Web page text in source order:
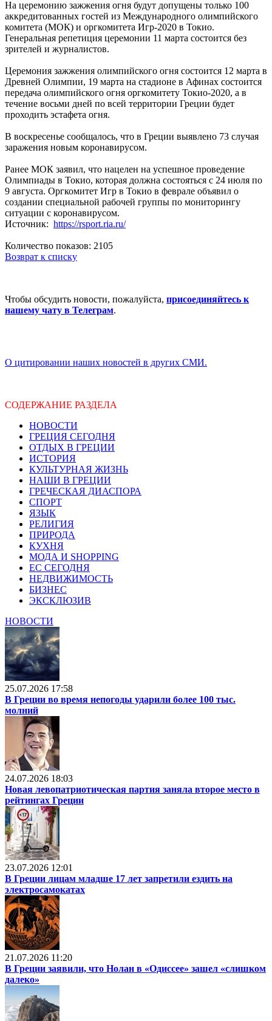
На церемонию зажжения огня будут допущены только 100
аккредитованных гостей из Международного олимпийского
комитета (МОК) и оргкомитета Игр-2020 в Токио.
Генеральная репетиция церемонии 11 марта состоится без
зрителей и журналистов.
Церемония зажжения олимпийского огня состоится 12 марта в
Древней Олимпии, 19 марта на стадионе в Афинах состоится
передача олимпийского огня оргкомитету Токио-2020, а в
течение восьми дней по всей территории Греции будет
проходить эстафета огня.
В воскресенье сообщалось, что в Греции выявлено 73 случая
заражения новым коронавирусом.
Ранее МОК заявил, что нацелен на успешное проведение
Олимпиады в Токио, которая должна состояться с 24 июля по
9 августа. Оргкомитет Игр в Токио в феврале объявил о
создании специальной рабочей группы по мониторингу
ситуации с коронавирусом.
Источник: https://rsport.ria.ru/
Количество показов: 2105
Возврат к списку
Чтобы обсудить новости, пожалуйста, присоединяйтесь к
нашему чату в Телеграм.
О цитировании наших новостей в других СМИ.
СОДЕРЖАНИЕ РАЗДЕЛА
НОВОСТИ
ГРЕЦИЯ СЕГОДНЯ
ОТДЫХ В ГРЕЦИИ
ИСТОРИЯ
КУЛЬТУРНАЯ ЖИЗНЬ
НАШИ В ГРЕЦИИ
ГРЕЧЕСКАЯ ДИАСПОРА
СПОРТ
ЯЗЫК
РЕЛИГИЯ
ПРИРОДА
КУХНЯ
МОДА И SHOPPING
ЕС СЕГОДНЯ
НЕДВИЖИМОСТЬ
БИЗНЕС
ЭКСКЛЮЗИВ
НОВОСТИ
25.07.2026 17:58
В Греции во время непогоды ударили более 100 тыс.
молний
24.07.2026 18:03
Новая левопатриотическая партия заняла второе место в
рейтингах Греции
23.07.2026 12:01
В Греции лицам младше 17 лет запретили ездить на
электросамокатах
21.07.2026 11:20
В Греции заявили, что Нолан в «Одиссее» зашел «слишком
далеко»